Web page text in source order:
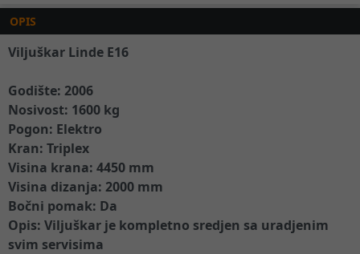
OPIS
Viljuškar Linde E16
Godište: 2006
Nosivost: 1600 kg
Pogon: Elektro
Kran: Triplex
Visina krana: 4450 mm
Visina dizanja: 2000 mm
Bočni pomak: Da
Opis: Viljuškar je kompletno sredjen sa uradjenim
svim servisima